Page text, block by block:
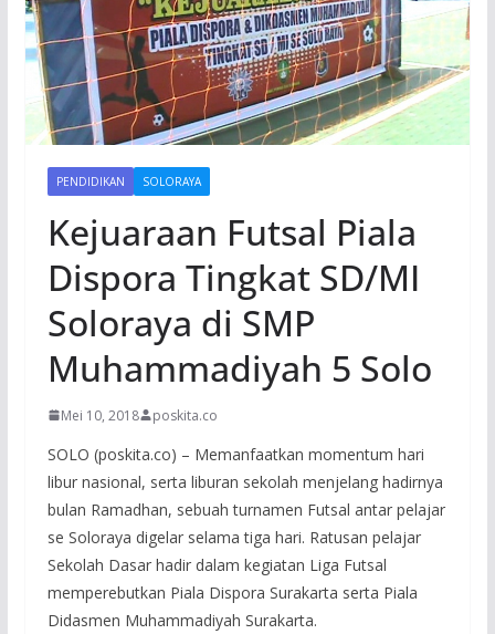
PENDIDIKAN SOLORAYA
Kejuaraan Futsal Piala
Dispora Tingkat SD/MI
Soloraya di SMP
Muhammadiyah 5 Solo
Mei 10, 2018 poskita.co
SOLO (poskita.co) – Memanfaatkan momentum hari
libur nasional, serta liburan sekolah menjelang hadirnya
bulan Ramadhan, sebuah turnamen Futsal antar pelajar
se Soloraya digelar selama tiga hari. Ratusan pelajar
Sekolah Dasar hadir dalam kegiatan Liga Futsal
memperebutkan Piala Dispora Surakarta serta Piala
Didasmen Muhammadiyah Surakarta.